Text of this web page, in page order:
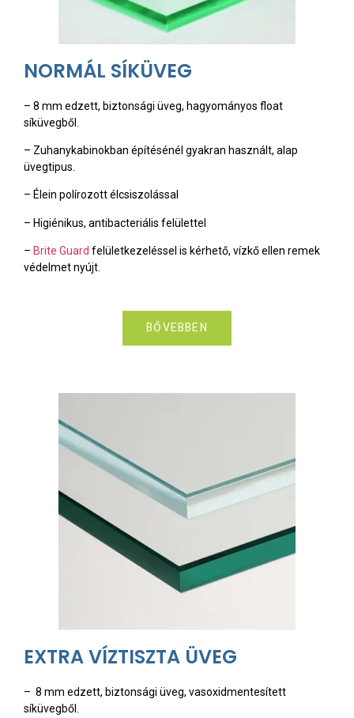
NORMÁL SÍKÜVEG
– 8 mm edzett, biztonsági üveg, hagyományos float
síküvegből.
– Zuhanykabinokban építésénél gyakran használt, alap
üvegtipus.
– Élein polírozott élcsiszolással
– Higiénikus, antibacteriális felülettel
– Brite Guard felületkezeléssel is kérhető, vízkő ellen remek
védelmet nyújt.
BŐVEBBEN
EXTRA VÍZTISZTA ÜVEG
– 8 mm edzett, biztonsági üveg, vasoxidmentesített
síküvegből.